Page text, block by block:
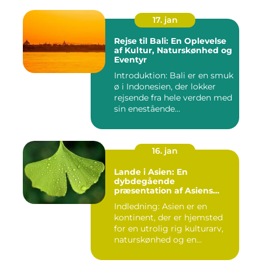
17. jan
Rejse til Bali: En Oplevelse
af Kultur, Naturskønhed og
Eventyr
Introduktion: Bali er en smuk
ø i Indonesien, der lokker
rejsende fra hele verden med
sin enestående...
16. jan
Lande i Asien: En
dybdegående
præsentation af Asiens
Indledning: Asien er en
kontinent, der er hjemsted
for en utrolig rig kulturarv,
naturskønhed og en...